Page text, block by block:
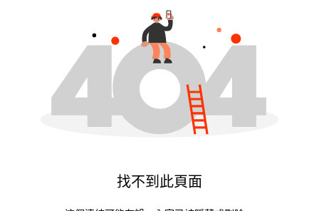
找不到此頁面